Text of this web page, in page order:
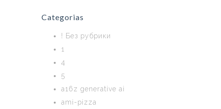
Categorias
! Без рубрики
1
4
5
a16z generative ai
ami-pizza